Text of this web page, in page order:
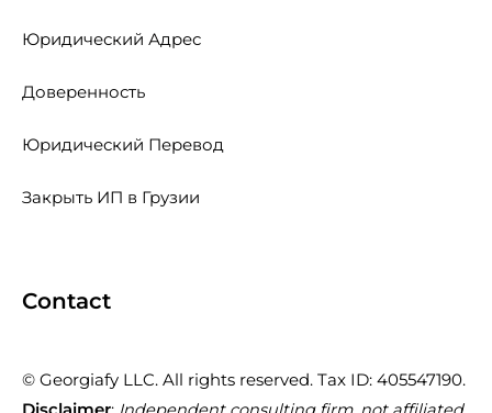
Юридический Адрес
Доверенность
Юридический Перевод
Закрыть ИП в Грузии
Contact
© Georgiafy LLC. All rights reserved. Tax ID: 405547190.